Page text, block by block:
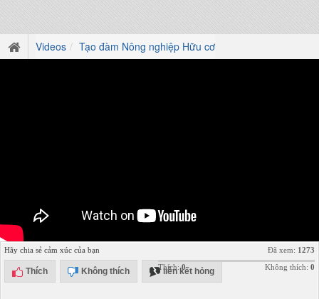
Videos Tạo đàm Nông nghiệp Hữu cơ
Hãy chia sẻ cảm xúc của bạn
Thích Không thích liên kết hỏng
Đã xem: 1273
Thích:0 Không thích: 0